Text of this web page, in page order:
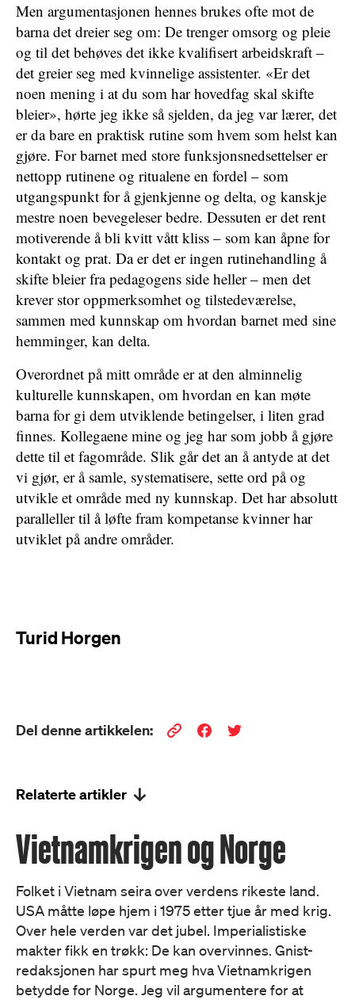
Men argumentasjonen hennes brukes ofte mot de
barna det dreier seg om: De trenger omsorg og pleie
og til det behøves det ikke kvalifisert arbeidskraft –
det greier seg med kvinnelige assistenter. «Er det
noen mening i at du som har hovedfag skal skifte
bleier», hørte jeg ikke så sjelden, da jeg var lærer, det
er da bare en praktisk rutine som hvem som helst kan
gjøre. For barnet med store funksjonsnedsettelser er
nettopp rutinene og ritualene en fordel – som
utgangspunkt for å gjenkjenne og delta, og kanskje
mestre noen bevegeleser bedre. Dessuten er det rent
motiverende å bli kvitt vått kliss – som kan åpne for
kontakt og prat. Da er det er ingen rutinehandling å
skifte bleier fra pedagogens side heller – men det
krever stor oppmerksomhet og tilstedeværelse,
sammen med kunnskap om hvordan barnet med sine
hemminger, kan delta.
Overordnet på mitt område er at den alminnelig
kulturelle kunnskapen, om hvordan en kan møte
barna for gi dem utviklende betingelser, i liten grad
finnes. Kollegaene mine og jeg har som jobb å gjøre
dette til et fagområde. Slik går det an å antyde at det
vi gjør, er å samle, systematisere, sette ord på og
utvikle et område med ny kunnskap. Det har absolutt
paralleller til å løfte fram kompetanse kvinner har
utviklet på andre områder.
Turid Horgen
Del denne artikkelen:
Relaterte artikler
Vietnamkrigen og Norge
Folket i Vietnam seira over verdens rikeste land.
USA måtte løpe hjem i 1975 etter tjue år med krig.
Over hele verden var det jubel. Imperialistiske
makter fikk en trøkk: De kan overvinnes. Gnist-
redaksjonen har spurt meg hva Vietnamkrigen
betydde for Norge. Jeg vil argumentere for at